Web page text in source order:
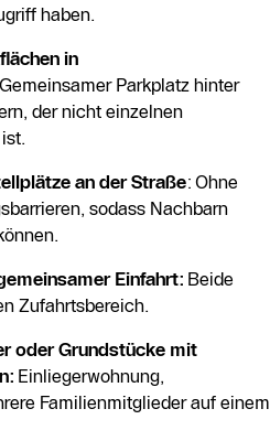
haben.
in
Parkplatz hinter
der nicht einzelnen
an der Straße: Ohne
sodass Nachbarn
Einfahrt: Beide
Zufahrtsbereich.
oder Grundstücke mit
Einliegerwohnung,
Familienmitglieder auf einem